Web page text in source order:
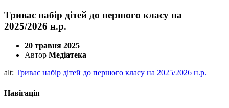
Триває набір дітей до першого класу на
2025/2026 н.р.
20 травня 2025
Автор Медіатека
alt: Триває набір дітей до першого класу на 2025/2026 н.р.
Навігація